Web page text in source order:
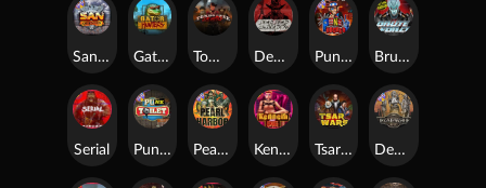
Dead, Dead, or Deader
Tsar Wars
Brute Force
Tombstone Slaughter Punk Rocker 2
Deadwood R.I.P
Gator Hunters
Kenneth Must Die
San Quentin xWays
Serial Punk Toilet Pearl Harbor